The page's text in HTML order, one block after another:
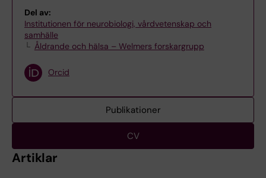
Del av:
Institutionen för neurobiologi, vårdvetenskap och
samhälle
Åldrande och hälsa – Welmers forskargrupp
Orcid
Publikationer
CV
Artiklar